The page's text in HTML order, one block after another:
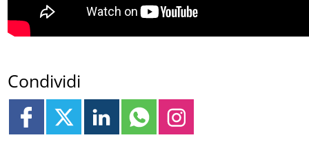
Condividi